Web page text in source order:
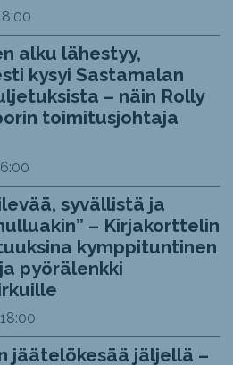
alku lähestyy,
kysyi Sastamalan
– näin Rolly
toimitusjohtaja
syvällistä ja
– Kirjakorttelin
kymppituntinen
pyörälenkki
18:00
jäätelökesää jäljellä –